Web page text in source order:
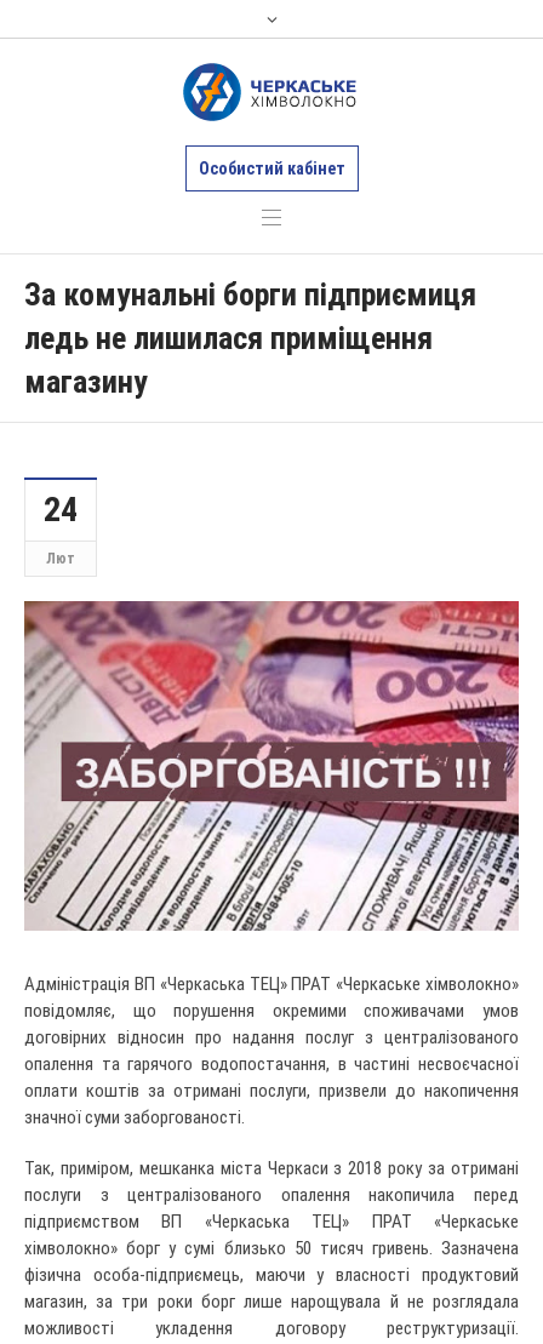
Особистий кабінет
За комунальні борги підприємиця
ледь не лишилася приміщення
магазину
24
Лют
Адміністрація ВП «Черкаська ТЕЦ» ПРАТ «Черкаське хімволокно»
повідомляє, що порушення окремими споживачами умов
договірних відносин про надання послуг з централізованого
опалення та гарячого водопостачання, в частині несвоєчасної
оплати коштів за отримані послуги, призвели до накопичення
значної суми заборгованості.
Так, приміром, мешканка міста Черкаси з 2018 року за отримані
послуги з централізованого опалення накопичила перед
підприємством ВП «Черкаська ТЕЦ» ПРАТ «Черкаське
хімволокно» борг у сумі близько 50 тисяч гривень. Зазначена
фізична особа-підприємець, маючи у власності продуктовий
магазин, за три роки борг лише нарощувала й не розглядала
можливості укладення договору реструктуризації.